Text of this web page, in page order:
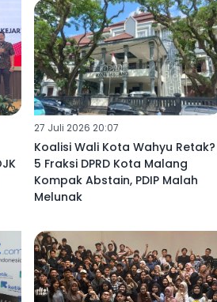
27 Juli 2026 20:07
Koalisi Wali Kota Wahyu Retak?
5 Fraksi DPRD Kota Malang
Kompak Abstain, PDIP Malah
Melunak